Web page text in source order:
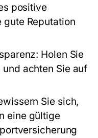
positive
gute Reputation
Holen Sie
achten Sie auf
Sie sich,
eine gültige